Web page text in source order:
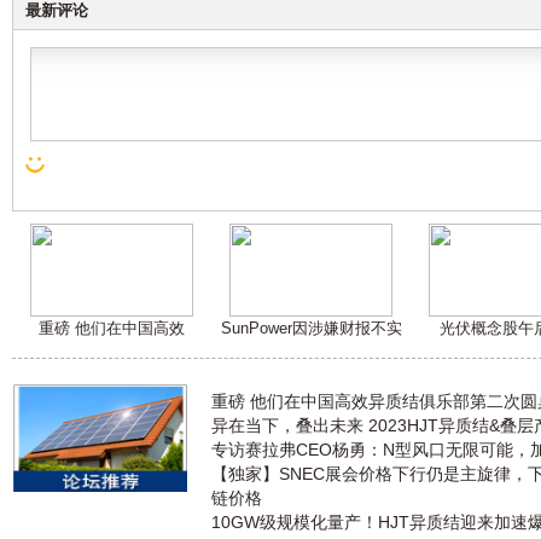
最新评论
重磅 他们在中国高效 SunPower因涉嫌财报不实 光伏概念股午
重磅 他们在中国高效异质结俱乐部第二次
异在当下，叠出未来 2023HJT异质结&叠层
专访赛拉弗CEO杨勇：N型风口无限可能，
【独家】SNEC展会价格下行仍是主旋律，
链价格
10GW级规模化量产！HJT异质结迎来加速